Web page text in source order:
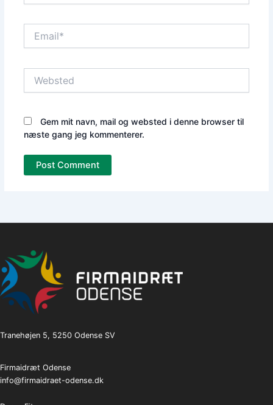
Gem mit navn, mail og websted i denne browser til
næste gang jeg kommenterer.
Tranehøjen 5, 5250 Odense SV
Firmaidræt Odense
info@firmaidraet-odense.dk